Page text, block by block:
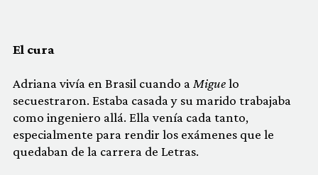
El cura
Adriana vivía en Brasil cuando a Miguelo
secuestraron. Estaba casada y su marido trabajaba
como ingeniero allá. Ella venía cada tanto,
especialmente para rendir los exámenes que le
quedaban de la carrera de Letras.